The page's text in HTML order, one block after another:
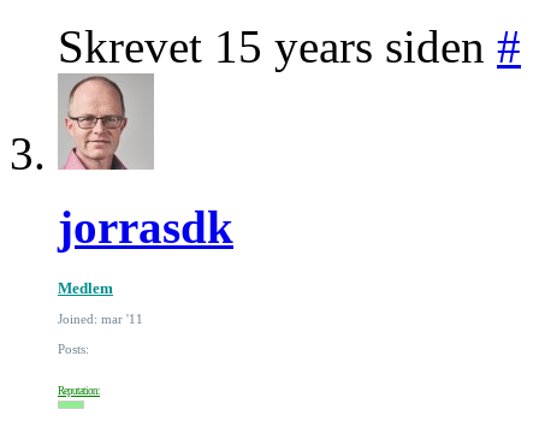
Skrevet 15 years siden #
jorrasdk
Medlem
Joined: mar '11
Posts:
Reputation: